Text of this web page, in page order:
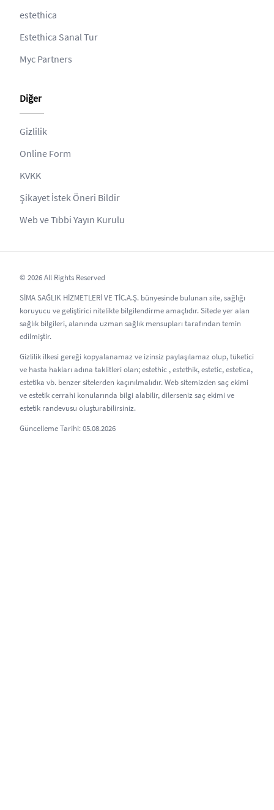
estethica
Estethica Sanal Tur
Myc Partners
Diğer
Gizlilik
Online Form
KVKK
Şikayet İstek Öneri Bildir
Web ve Tıbbi Yayın Kurulu
© 2026 All Rights Reserved
SİMA SAĞLIK HİZMETLERİ VE TİC.A.Ş. bünyesinde bulunan site, sağlığı
koruyucu ve geliştirici nitelikte bilgilendirme amaçlıdır. Sitede yer alan
sağlık bilgileri, alanında uzman sağlık mensupları tarafından temin
edilmiştir.
Gizlilik ilkesi gereği kopyalanamaz ve izinsiz paylaşılamaz olup, tüketici
ve hasta hakları adına taklitleri olan; estethic , estethik, estetic, estetica,
estetika vb. benzer sitelerden kaçınılmalıdır. Web sitemizden saç ekimi
ve estetik cerrahi konularında bilgi alabilir, dilerseniz saç ekimi ve
estetik randevusu oluşturabilirsiniz.
Güncelleme Tarihi: 05.08.2026